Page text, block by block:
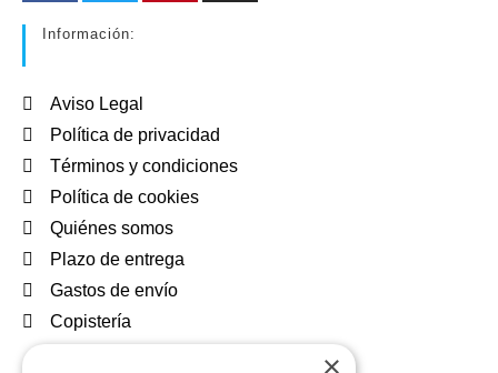
Información:
Aviso Legal
Política de privacidad
Términos y condiciones
Política de cookies
Quiénes somos
Plazo de entrega
Gastos de envío
Copistería